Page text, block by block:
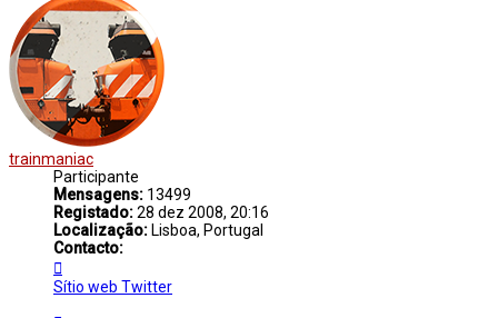
trainmaniac
Participante
Mensagens: 13499
Registado:28 dez 2008, 20:16
Localização: Lisboa, Portugal
Contacto:
trainmaniac
Sítio web Twitter